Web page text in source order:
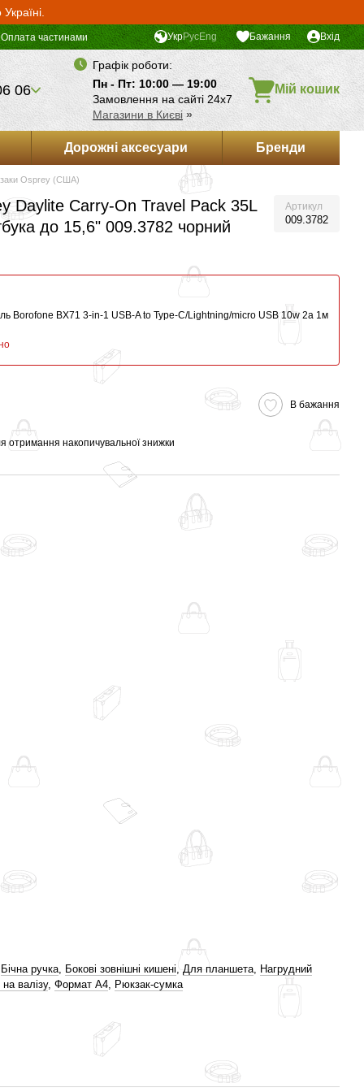
Оплата частинами УкрРусEng Бажання Вхід
06
Графік роботи:
Пн - Пт: 10:00 — 19:00
Замовлення на сайті 24х7
Магазини в Києві »
Мій кошик
Дорожні аксесуари Бренди
Osprey (США)
Daylite Carry-On Travel Pack 35L
до 15,6" 009.3782 чорний
Артикул
009.3782
Borofone BX71 3-in-1 USB-A to Type-C/Lightning/micro USB 10w 2a 1м
В бажання
отримання накопичувальної знижки
Бічна ручка, Бокові зовнішні кишені, Для планшета, Нагрудний
валізу, Формат A4, Рюкзак-сумка